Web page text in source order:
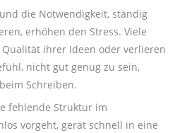
die Notwendigkeit, ständig
erhöhen den Stress. Viele
ihrer Ideen oder verlieren
nicht gut genug zu sein,
Schreiben.
fehlende Struktur im
vorgeht, gerät schnell in eine